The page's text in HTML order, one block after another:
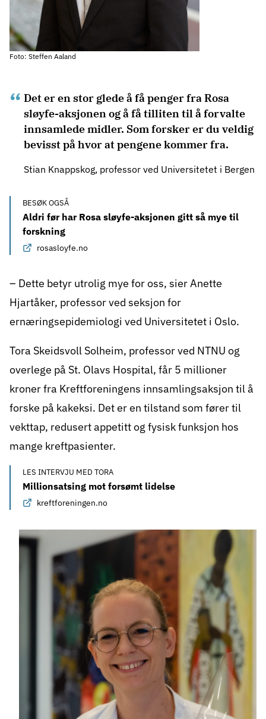
Foto: Steffen Aaland
Det er en stor glede å få penger fra Rosa
sløyfe-aksjonen og å få tilliten til å forvalte
innsamlede midler. Som forsker er du veldig
bevisst på hvor at pengene kommer fra.
Stian Knappskog, professor ved Universitetet i Bergen
BESØK OGSÅ
Aldri før har Rosa sløyfe-aksjonen gitt så mye til
forskning
rosasloyfe.no
– Dette betyr utrolig mye for oss, sier Anette
Hjartåker, professor ved seksjon for
ernæringsepidemiologi ved Universitetet i Oslo.
Tora Skeidsvoll Solheim, professor ved NTNU og
overlege på St. Olavs Hospital, får 5 millioner
kroner fra Kreftforeningens innsamlingsaksjon til å
forske på kakeksi. Det er en tilstand som fører til
vekttap, redusert appetitt og fysisk funksjon hos
mange kreftpasienter.
LES INTERVJU MED TORA
Millionsatsing mot forsømt lidelse
kreftforeningen.no